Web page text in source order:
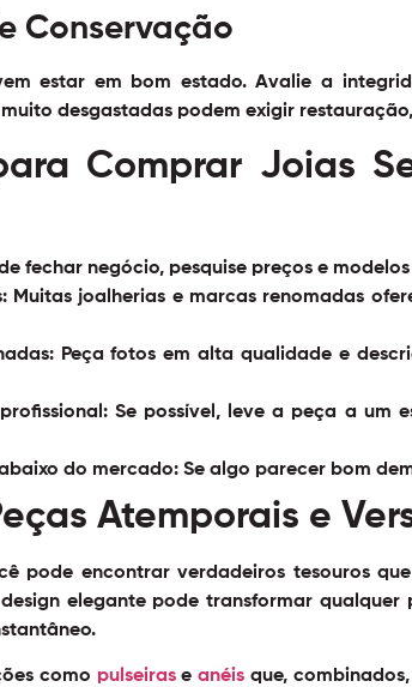
Conservação
estar em bom estado. Avalie a
desgastadas podem exigir
Comprar Joias
fechar negócio, pesquise preços e
Muitas joalherias e marcas renomadas
Peça fotos em alta qualidade e
Se possível, leve a peça a um
do mercado: Se algo parecer bom
Atemporais e
pode encontrar verdadeiros tesouros
elegante pode transformar qualquer
como pulseiraseanéis que,